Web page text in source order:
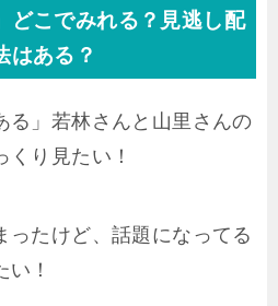
どこでみれる？見逃し配
はある？
る」若林さんと山里さんの
り見たい！
ったけど、話題になってる
！